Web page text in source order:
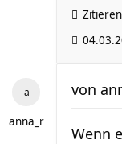
Zitieren
anna_r
von
Wenn